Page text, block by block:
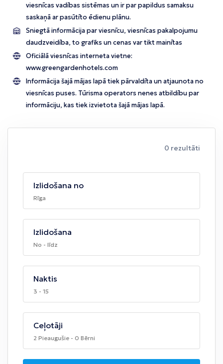
viesnīcas vadības sistēmas un ir par papildus samaksu
saskaņā ar pasūtīto ēdienu plānu.
Sniegtā informācija par viesnīcu, viesnīcas pakalpojumu
daudzveidība, to grafiks un cenas var tikt mainītas
Oficiālā viesnīcas interneta vietne:
www.greengardenhotels.com
Informācija šajā mājas lapā tiek pārvaldīta un atjaunota no
viesnīcas puses. Tūrisma operators nenes atbildību par
informāciju, kas tiek izvietota šajā mājas lapā.
0 rezultāti
Izlidošana no
Rīga
Izlidošana
No - līdz
Naktis
3 - 15
Ceļotāji
2 Pieaugušie - 0 Bērni